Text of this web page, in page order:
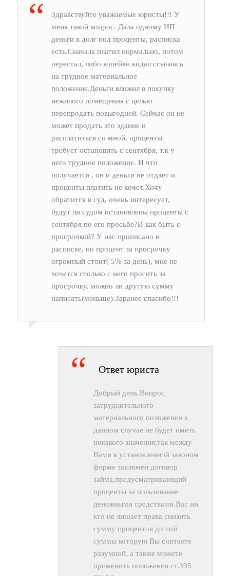
Здравствуйте уважаемые юристы!!! У
меня такой вопрос. Дала одному ИП
деньги в долг под проценты, расписка
есть.Сначала платил нормально, потом
перестал, либо копейки кидал ссылаясь
на трудное материальное
положение.Деньги вложил в покупку
нежилого помещения с целью
перепродать повыгодней. Сейчас он не
может продать это здание и
расплатиться со мной, проценты
требует остановить с сентября, т.к у
него трудное положение. И что
получается , он и деньги не отдает и
проценты платить не хочет.Хочу
обратится в суд, очень интересует,
будут ли судом остановлены проценты с
сентября по его просьбе?И как быть с
просрочкой? У нас прописано в
расписке, но процент за просрочку
огромный стоит( 5% за день), мне не
хочется столько с него просить за
просрочку, можно ли другую сумму
написать(меньше).Заранее спасибо!!!
Ответ юриста
Добрый день.Вопрос
затруднительного
материального положения в
данном случае не будет иметь
никакого значения,так между
Вами в установленной законом
форме заключен договор
займа,предусматривающий
проценты за пользование
денежными средствами.Вас ни
кто не лишает права снизить
сумму процентов до той
суммы которую Вы считаете
разумной, а также можете
применить положения ст.395